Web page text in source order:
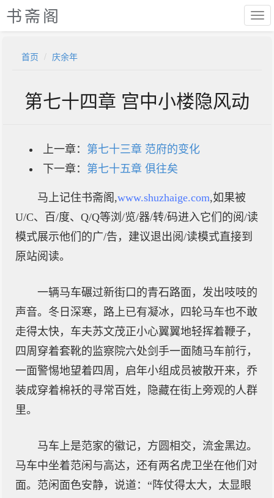
书斋阁
首页 庆余年
第七十四章 宫中小楼隐风动
上一章： 第七十三章 范府的变化
下一章： 第七十五章 俱往矣
马上记住书斋阁,www.shuzhaige.com,如果被
U/C、百/度、Q/Q等浏/览/器/转/码进入它们的阅/读
模式展示他们的广/告，建议退出阅/读模式直接到
原站阅读。
一辆马车碾过新街口的青石路面，发出吱吱的
声音。冬日深寒，路上已有凝冰，四轮马车也不敢
走得太快，车夫苏文茂正小心翼翼地轻挥着鞭子，
四周穿着套靴的监察院六处剑手一面随马车前行，
一面警惕地望着四周，启年小组成员被散开来，乔
装成穿着棉袄的寻常百姓，隐藏在街上旁观的人群
里。
马车上是范家的徽记，方圆相交，流金黑边。
马车中坐着范闲与高达，还有两名虎卫坐在他们对
面。范闲面色安静，说道：“阵仗得太大，太显眼